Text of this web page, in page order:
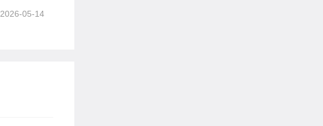
2026-05-14